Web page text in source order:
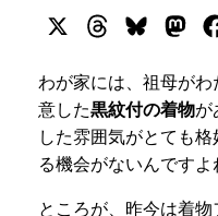
ThreadsBluesky
わが家には、祖母が
意した黒紋付の着物が
した雰囲気がとても
る機会がないんですよ
ところが、昨今は着